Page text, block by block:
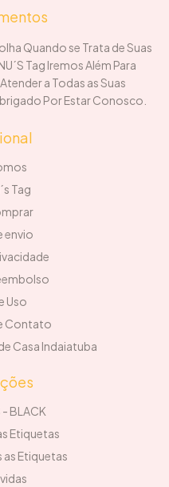
Quando se Trata de Suas
Tag Iremos Além Para
a Todas as Suas
Por Estar Conosco.
Tag
envio
Uso
Contato
Casa Indaiatuba
- BLACK
Etiquetas
Etiquetas